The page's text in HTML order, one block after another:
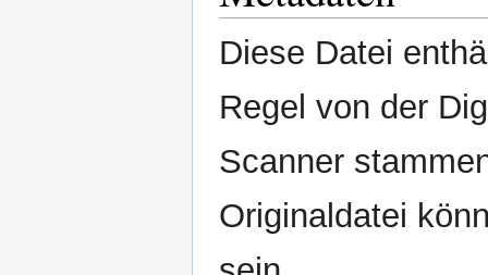
Diese Datei
Regel von der
Scanner
Originaldatei